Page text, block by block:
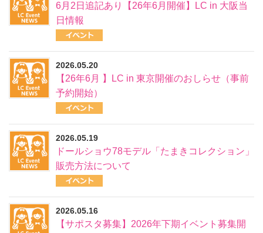
6月2日追記あり【26年6月開催】LC in 大阪当
日情報
2026.05.20
【26年6月 】LC in 東京開催のおしらせ（事前
予約開始）
2026.05.19
ドールショウ78モデル「たまきコレクション」
販売方法について
2026.05.16
【サポスタ募集】2026年下期イベント募集開